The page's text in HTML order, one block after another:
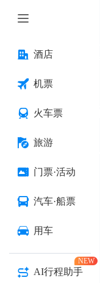
酒店
机票
火车票
旅游
门票·活动
汽车·船票
用车
AI行程助手
NEW